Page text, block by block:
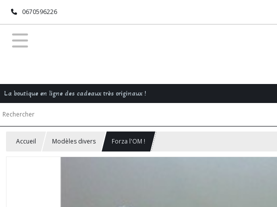
0670596226
La boutique en ligne des cadeaux très originaux !
Accueil Modèles divers Forza l'OM !